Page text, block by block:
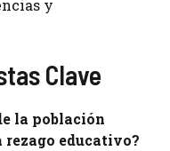
y
Clave
la población
educativo?